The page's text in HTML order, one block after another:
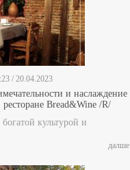
/ 20.04.2023
и наслаждение
Bread&Wine /R/
культурой и
далше